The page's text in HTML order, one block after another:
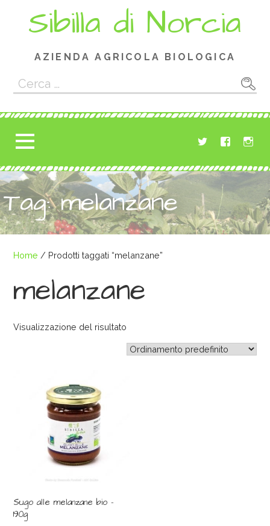
Sibilla di Norcia
AZIENDA AGRICOLA BIOLOGICA
Ricerca
per:
Tag: melanzane
Home / Prodotti taggati “melanzane”
melanzane
Visualizzazione del risultato
Sugo alle melanzane bio –
190g